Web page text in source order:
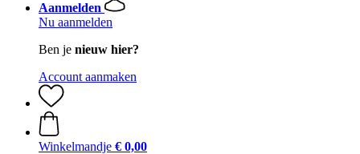
Aanmelden
Nu aanmelden
Ben je nieuw hier?
Account aanmaken
Winkelmandje € 0,00